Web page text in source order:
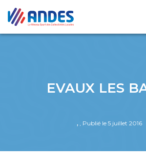
EVAUX LES
, , Publié le 5 juillet 2016